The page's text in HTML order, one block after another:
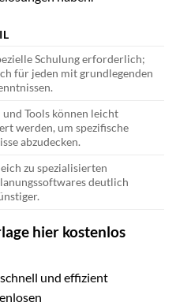
Schulung erforderlich;
für jeden mit grundlegenden
und Tools können leicht
werden, um spezifische
abzudecken.
zu spezialisierten
deutlich
hier kostenlos
und effizient